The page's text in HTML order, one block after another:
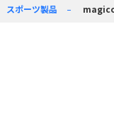
会社パンフレット
スポーツ製品